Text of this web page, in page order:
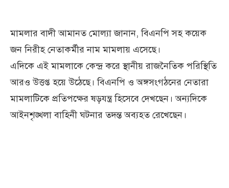
মামলার বাদী আমানত মোল্যা জানান, বিএনপি সহ কয়েক
জন নিরীহ নেতাকর্মীর নাম মামলায় এসেছে।
এদিকে এই মামলাকে কেন্দ্র করে স্থানীয় রাজনৈতিক পরিস্থিতি
আরও উত্তপ্ত হয়ে উঠেছে। বিএনপি ও অঙ্গসংগঠনের নেতারা
মামলাটিকে প্রতিপক্ষের ষড়যন্ত্র হিসেবে দেখছেন। অন্যদিকে
আইনশৃঙ্খলা বাহিনী ঘটনার তদন্ত অব্যহত রেখেছেন।